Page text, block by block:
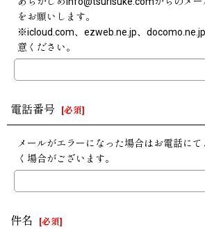
をお願いします。
※icloud.com、ezweb.ne.jp、
意ください。
電話番号 [必須]
メールがエラーになった場合はお電話に
く場合がございます。
件名 [必須]